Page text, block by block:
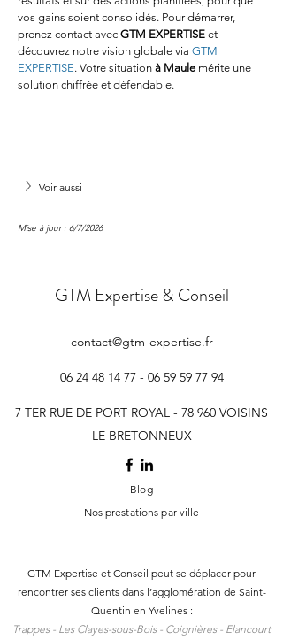
vos gains soient consolidés. Pour démarrer,
prenez contact avec GTM EXPERTISE et
découvrez notre vision globale via GTM
EXPERTISE. Votre situation à Maule mérite une
solution chiffrée et défendable.
Voir aussi
Mise à jour : 6/7/2026
GTM Expertise & Conseil
contact@gtm-expertise.fr
06 24 48 14 77 - 06 59 5977 94
7 TER RUE DE PORT ROYAL - 78 960 VOISINS
LE BRETONNEUX
Blog
Nos prestations par ville
GTM Expertise et Conseil peut se déplacer pour
rencontrer ses clients dans l’agglomération de Saint-
Quentin en Yvelines :
Trappes - Les Clayes-sous-Bois - Coignières - Elancourt